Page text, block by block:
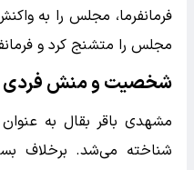
فرمانفرما، مجلس را به
مجلس را متشنج کرد و
شخصیت و منش فردی
مشهدی باقر بقال به
شناخته می‌شد. برخلاف